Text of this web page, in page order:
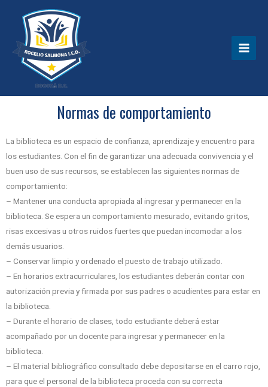
Normas de comportamiento
La biblioteca es un espacio de confianza, aprendizaje y encuentro para
los estudiantes. Con el fin de garantizar una adecuada convivencia y el
buen uso de sus recursos, se establecen las siguientes normas de
comportamiento:
– Mantener una conducta apropiada al ingresar y permanecer en la
biblioteca. Se espera un comportamiento mesurado, evitando gritos,
risas excesivas u otros ruidos fuertes que puedan incomodar a los
demás usuarios.
– Conservar limpio y ordenado el puesto de trabajo utilizado.
– En horarios extracurriculares, los estudiantes deberán contar con
autorización previa y firmada por sus padres o acudientes para estar en
la biblioteca.
– Durante el horario de clases, todo estudiante deberá estar
acompañado por un docente para ingresar y permanecer en la
biblioteca.
– El material bibliográfico consultado debe depositarse en el carro rojo,
para que el personal de la biblioteca proceda con su correcta